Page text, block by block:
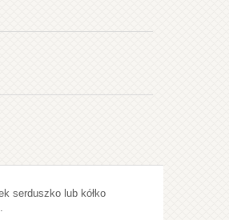
serduszko lub kółko